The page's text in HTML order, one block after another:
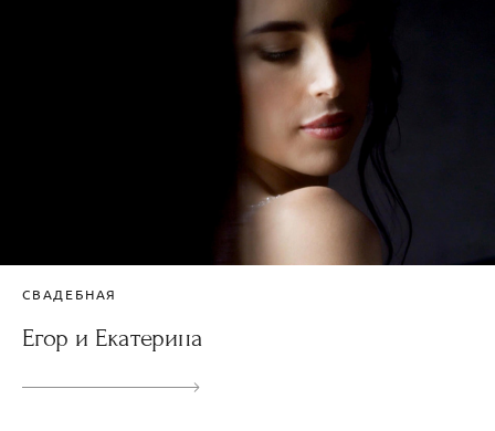
СВАДЕБНАЯ
Егор и Екатерина